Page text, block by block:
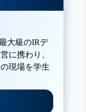
大級のIRデ
に携わり、
現場を学生